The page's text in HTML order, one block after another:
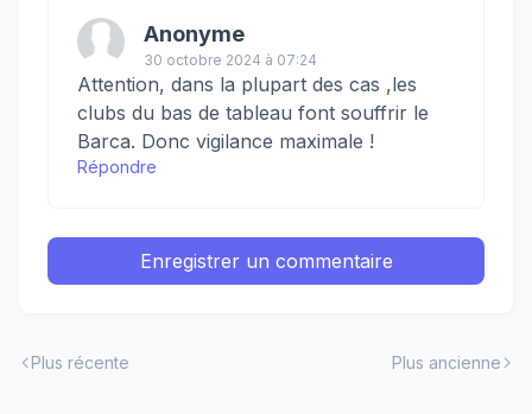
Anonyme
30 octobre 2024 à 07:24
Attention, dans la plupart des cas ,les
clubs du bas de tableau font souffrir le
Barca. Donc vigilance maximale !
Répondre
Enregistrer un commentaire
Plus récente Plus ancienne